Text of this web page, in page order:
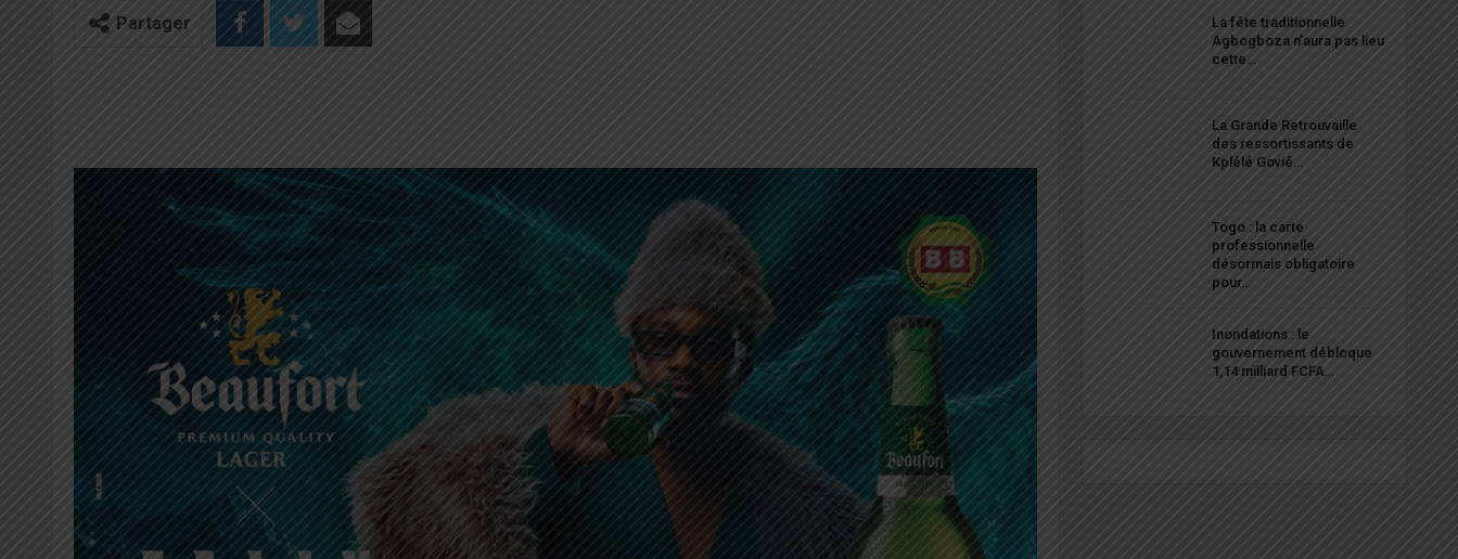
Partager
La fête traditionnelle
Agbogboza n’aura pas lieu
cette…
La Grande Retrouvaille
des ressortissants de
Kplélé Govié…
Togo : la carte
professionnelle
désormais obligatoire
pour…
Inondations : le
gouvernement débloque
1,14 milliard FCFA…